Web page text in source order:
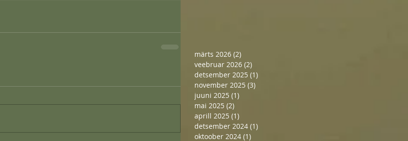
märts 2026 (2)
veebruar 2026 (2)
detsember 2025 (1)
november 2025 (3)
juuni 2025 (1)
mai 2025 (2)
aprill 2025 (1)
detsember 2024 (1)
oktoober 2024 (1)